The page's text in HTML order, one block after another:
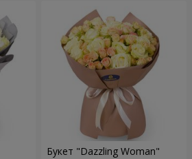
Букет "Dazzling Woman"